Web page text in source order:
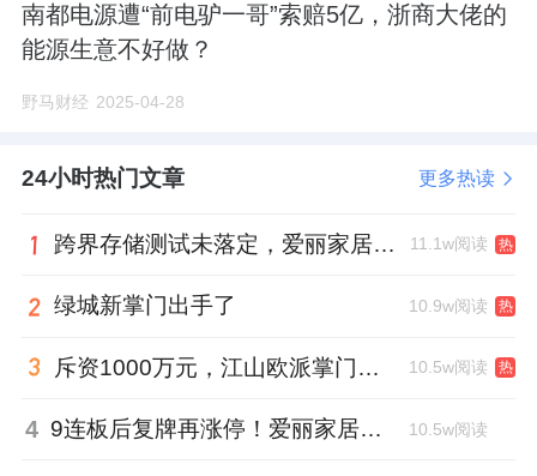
南都电源遭“前电驴一哥”索赔5亿，浙商大佬的
能源生意不好做？
野马财经 2025-04-28
24小时热门文章 更多热读
跨界存储测试未落定，爱丽家居复牌前自揭多重风险 11.1w阅读 热
绿城新掌门出手了 10.9w阅读 热
斥资1000万元，江山欧派掌门人吴水根加码创投基金 10.5w阅读 热
4 9连板后复牌再涨停！爱丽家居市盈率318倍，跨界收购案尚未落地 10.5w阅读